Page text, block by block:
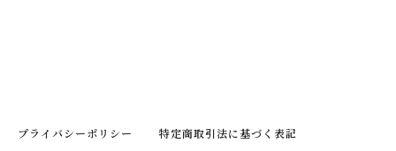
プライバシーポリシー 特定商取引法に基づく表記